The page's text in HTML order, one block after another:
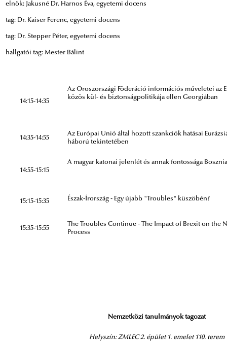
elnök: Jakusné Dr. Harnos Éva, egyetemi docens
tag: Dr. Kaiser Ferenc, egyetemi docens
tag: Dr. Stepper Péter, egyetemi docens
hallgatói tag: Mester Bálint
14:15-14:35
Az Oroszországi Föderáció információs műveletei az
közös kül- és biztonságpolitikája ellen Georgiában
14:35-14:55
Az Európai Unió által hozott szankciók hatásai
háború tekintetében
14:55-15:15
A magyar katonai jelenlét és annak fontossága
15:15-15:35 Észak-Írország - Egy újabb "Troubles" küszöbén?
15:35-15:55
The Troubles Continue - The Impact of Brexit on the
Process
Nemzetközi tanulmányok tagozat
Helyszín: ZMLEC 2. épület 1. emelet 110. terem